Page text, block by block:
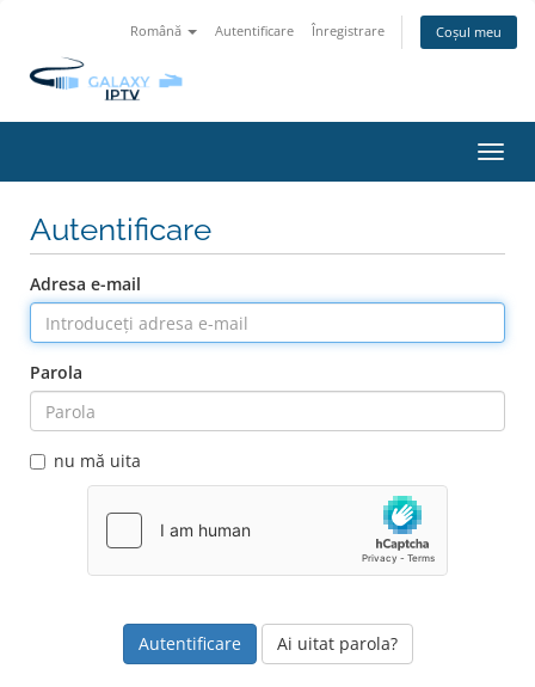
Română Autentificare Înregistrare Coșul meu
Autentificare
Adresa e-mail
Parola
nu mă uita
Ai uitat parola?